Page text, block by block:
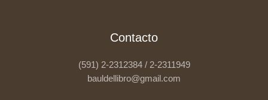
Contacto
(591) 2-2312384 / 2-2311949
bauldellibro@gmail.com